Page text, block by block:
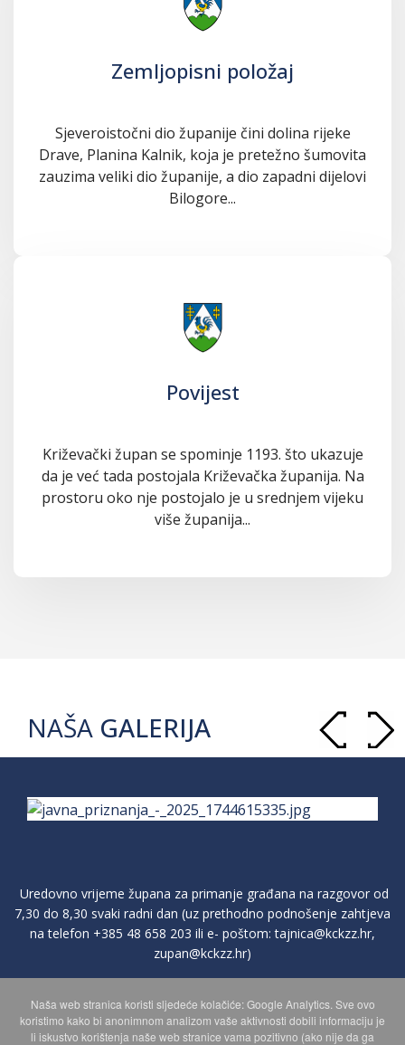
Zemljopisni položaj
Sjeveroistočni dio županije čini dolina rijeke
Drave, Planina Kalnik, koja je pretežno šumovita
zauzima veliki dio županije, a dio zapadni dijelovi
Bilogore...
Povijest
Križevački župan se spominje 1193. što ukazuje
da je već tada postojala Križevačka županija. Na
prostoru oko nje postojalo je u srednjem vijeku
više županija...
NAŠA GALERIJA
Uredovno vrijeme župana za primanje građana na razgovor od
7,30 do 8,30 svaki radni dan (uz prethodno podnošenje zahtjeva
na telefon +385 48 658 203 ili e- poštom:tajnica@kckzz.hr,
zupan@kckzz.hr)
POLITIKA ZAŠTITE PRIVATNOSTI OSOBNIH PODATAKA
Naša web stranica koristi sljedeće kolačiće: Google Analytics. Sve ovo
koristimo kako bi anonimnom analizom vaše aktivnosti dobili informaciju je
li iskustvo korištenja naše web stranice vama pozitivno (ako nije da ga